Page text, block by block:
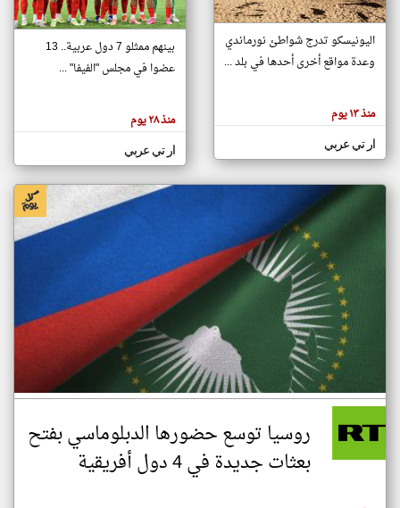
تغيير الدولة
اخبار جزر القمر على مدار الساعة
أهم اخبار جزر القمر العاجلة والمباشرة
هنا عن
وجهة
كاتبيها.
اليونيسكو تدرج شواطئ نورماندي
وعدة مواقع أخرى أحدها في بلد ...
منذ ١٣ يوم
ار تي عربي
بينهم ممثلو 7 دول عربية.. 13
عضوا في مجلس "الفيفا" ...
منذ ٢٨ يوم
ار تي عربي
روسيا توسع حضورها الدبلوماسي بفتح
بعثات جديدة في 4 دول أفريقية
klyoum.com